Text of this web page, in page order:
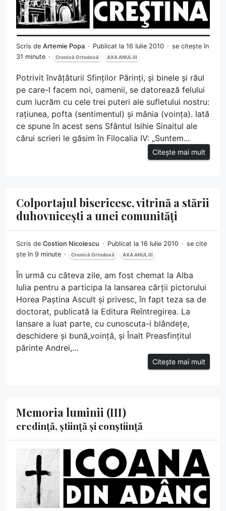
Scris de Artemie Popa Publicat la 16 Iulie 2010
se citește în
31 minute
Cronică Ortodoxă AXA ANUL III
Potrivit învățăturii Sfinților Părinți, și binele și răul
pe care-l facem noi, oamenii, se datorează felului
cum lucrăm cu cele trei puteri ale sufletului nostru:
rațiunea, pofta (sentimentul) și mânia (voința). Iată
ce spune în acest sens Sfântul Isihie Sinaitul ale
cărui scrieri le găsim în Filocalia IV: „Suntem...
Citește mai mult
Colportajul bisericesc, vitrină a stării
duhovnicești a unei comunități
Scris de Costion Nicolescu Publicat la 16 Iulie 2010
se cite
ște în 9 minute
Cronică Ortodoxă AXA ANUL III
În urmă cu câteva zile, am fost chemat la Alba
Iulia pentru a participa la lansarea cărții pictorului
Horea Paștina Ascult și privesc, în fapt teza sa de
doctorat, publicată la Editura Reîntregirea. La
lansare a luat parte, cu cunoscuta-i blândețe,
deschidere și bună„voință, și Înalt Preasfințitul
părinte Andrei,...
Citește mai mult
Memoria luminii (III)
credință, știință și conștiință